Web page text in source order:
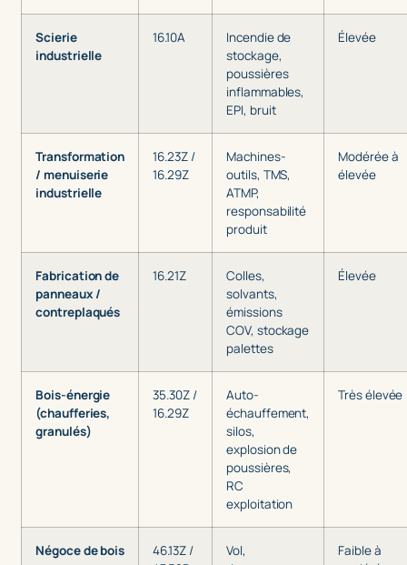
Scierie
industrielle
16.10A
Incendie de
stockage,
poussières
inflammables,
EPI, bruit
Élevée
Transformation
/ menuiserie
industrielle
16.23Z /
16.29Z
Machines-
outils, TMS,
ATMP,
responsabilité
produit
Modérée à
élevée
Fabrication de
panneaux /
contreplaqués
16.21Z
Colles,
solvants,
émissions
COV, stockage
palettes
Élevée
Bois-énergie
(chaufferies,
granulés)
35.30Z /
16.29Z
Auto-
échauffement,
silos,
explosion de
poussières,
RC
exploitation
Très élevée
Négoce de bois
46.13Z /
Vol,
Faible à